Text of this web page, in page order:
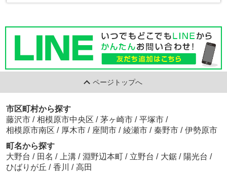
ページトップへ
市区町村から探す
藤沢市 / 相模原市中央区 / 茅ヶ崎市 / 平塚市 /
相模原市南区 / 厚木市 / 座間市 / 綾瀬市 / 秦野市 / 伊勢原市
町名から探す
大野台 / 田名 / 上溝 / 淵野辺本町 / 立野台 / 大鋸 / 陽光台 /
ひばりが丘 / 香川 / 高田